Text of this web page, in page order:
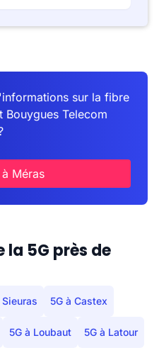
sur la fibre
Bouygues Telecom
Méras
la 5G près de
Sieuras 5G à Castex
5G à Loubaut 5G à Latour